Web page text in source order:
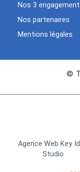
Nos 3
Nos partenaires
Mentions légales
©
Agence Web Key
Studio